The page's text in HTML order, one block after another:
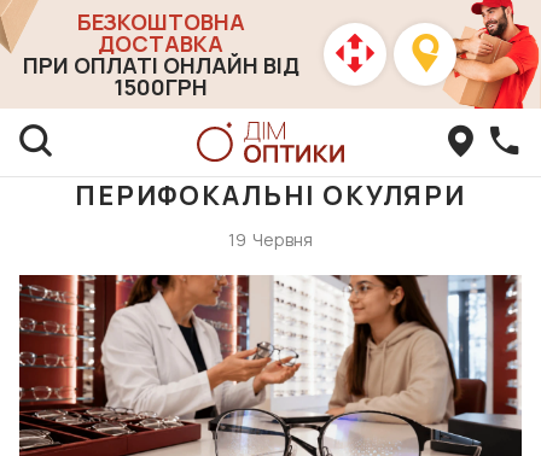
БЕЗКОШТОВНА
ДОСТАВКА
ПРИ ОПЛАТІ ОНЛАЙН ВІД
1500ГРН
ПЕРИФОКАЛЬНІ ОКУЛЯРИ
19 Червня